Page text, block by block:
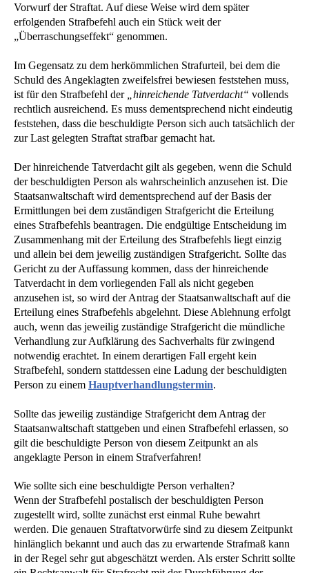
Vorwurf der Straftat. Auf diese Weise wird dem später
erfolgenden Strafbefehl auch ein Stück weit der
„Überraschungseffekt“ genommen.
Im Gegensatz zu dem herkömmlichen Strafurteil, bei dem die
Schuld des Angeklagten zweifelsfrei bewiesen feststehen muss,
ist für den Strafbefehl der
„hinreichende Tatverdacht“ vollends
rechtlich ausreichend. Es muss dementsprechend nicht eindeutig
feststehen, dass die beschuldigte Person sich auch tatsächlich der
zur Last gelegten Straftat strafbar gemacht hat.
Der hinreichende Tatverdacht gilt als gegeben, wenn die Schuld
der beschuldigten Person als wahrscheinlich anzusehen ist. Die
Staatsanwaltschaft wird dementsprechend auf der Basis der
Ermittlungen bei dem zuständigen Strafgericht die Erteilung
eines Strafbefehls beantragen. Die endgültige Entscheidung im
Zusammenhang mit der Erteilung des Strafbefehls liegt einzig
und allein bei dem jeweilig zuständigen Strafgericht. Sollte das
Gericht zu der Auffassung kommen, dass der hinreichende
Tatverdacht in dem vorliegenden Fall als nicht gegeben
anzusehen ist, so wird der Antrag der Staatsanwaltschaft auf die
Erteilung eines Strafbefehls abgelehnt. Diese Ablehnung erfolgt
auch, wenn das jeweilig zuständige Strafgericht die mündliche
Verhandlung zur Aufklärung des Sachverhalts für zwingend
notwendig erachtet. In einem derartigen Fall ergeht kein
Strafbefehl, sondern stattdessen eine Ladung der beschuldigten
Person zu einem Hauptverhandlungstermin.
Sollte das jeweilig zuständige Strafgericht dem Antrag der
Staatsanwaltschaft stattgeben und einen Strafbefehl erlassen, so
gilt die beschuldigte Person von diesem Zeitpunkt an als
angeklagte Person in einem Strafverfahren!
Wie sollte sich eine beschuldigte Person verhalten?
Wenn der Strafbefehl postalisch der beschuldigten Person
zugestellt wird, sollte zunächst erst einmal Ruhe bewahrt
werden. Die genauen Straftatvorwürfe sind zu diesem Zeitpunkt
hinlänglich bekannt und auch das zu erwartende Strafmaß kann
in der Regel sehr gut abgeschätzt werden. Als erster Schritt sollte